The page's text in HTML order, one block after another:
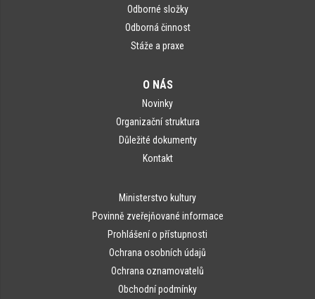
Odborné složky
Odborná činnost
Stáže a praxe
O NÁS
Novinky
Organizační struktura
Důležité dokumenty
Kontakt
Ministerstvo kultury
Povinně zveřejňované informace
Prohlášení o přístupnosti
Ochrana osobních údajů
Ochrana oznamovatelů
Obchodní podmínky